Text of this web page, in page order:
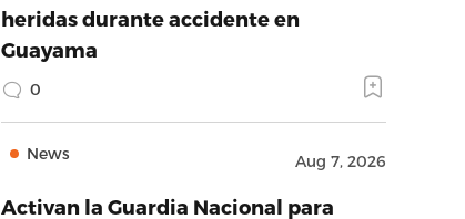
heridas durante accidente en
Guayama
0
News Aug 7, 2026
Activan la Guardia Nacional para